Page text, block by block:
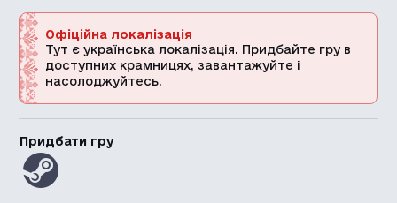
Офіційна локалізація
Тут є українська локалізація. Придбайте гру в
доступних крамницях, завантажуйте і
насолоджуйтесь.
Придбати гру